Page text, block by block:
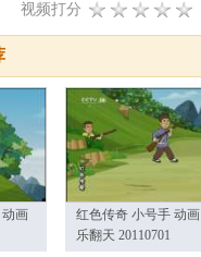
视频打分
画
红色传奇 小号手 动画
乐翻天 20110701